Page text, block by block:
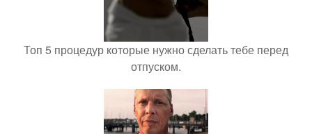
Топ 5 процедур которые нужно сделать тебе перед
отпуском.